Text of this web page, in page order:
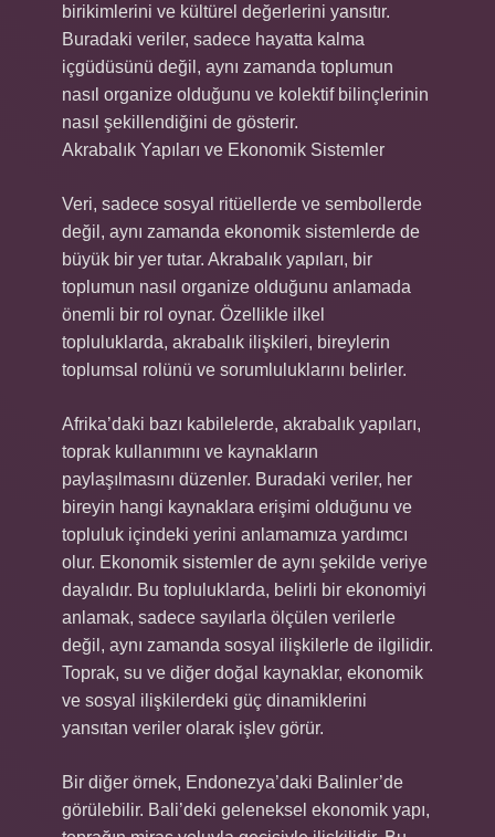
birikimlerini ve kültürel değerlerini yansıtır.
Buradaki veriler, sadece hayatta kalma
içgüdüsünü değil, aynı zamanda toplumun
nasıl organize olduğunu ve kolektif bilinçlerinin
nasıl şekillendiğini de gösterir.
Akrabalık Yapıları ve Ekonomik Sistemler
Veri, sadece sosyal ritüellerde ve sembollerde
değil, aynı zamanda ekonomik sistemlerde de
büyük bir yer tutar. Akrabalık yapıları, bir
toplumun nasıl organize olduğunu anlamada
önemli bir rol oynar. Özellikle ilkel
topluluklarda, akrabalık ilişkileri, bireylerin
toplumsal rolünü ve sorumluluklarını belirler.
Afrika’daki bazı kabilelerde, akrabalık yapıları,
toprak kullanımını ve kaynakların
paylaşılmasını düzenler. Buradaki veriler, her
bireyin hangi kaynaklara erişimi olduğunu ve
topluluk içindeki yerini anlamamıza yardımcı
olur. Ekonomik sistemler de aynı şekilde veriye
dayalıdır. Bu topluluklarda, belirli bir ekonomiyi
anlamak, sadece sayılarla ölçülen verilerle
değil, aynı zamanda sosyal ilişkilerle de ilgilidir.
Toprak, su ve diğer doğal kaynaklar, ekonomik
ve sosyal ilişkilerdeki güç dinamiklerini
yansıtan veriler olarak işlev görür.
Bir diğer örnek, Endonezya’daki Balinler’de
görülebilir. Bali’deki geleneksel ekonomik yapı,